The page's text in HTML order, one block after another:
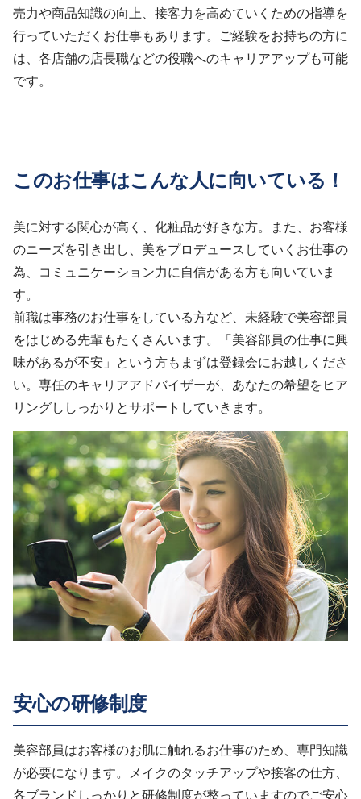
売力や商品知識の向上、接客力を高めていくための指導を
行っていただくお仕事もあります。ご経験をお持ちの方に
は、各店舗の店長職などの役職へのキャリアアップも可能
です。
このお仕事はこんな人に向いている！
美に対する関心が高く、化粧品が好きな方。また、お客様
のニーズを引き出し、美をプロデュースしていくお仕事の
為、コミュニケーション力に自信がある方も向いていま
す。
前職は事務のお仕事をしている方など、未経験で美容部員
をはじめる先輩もたくさんいます。「美容部員の仕事に興
味があるが不安」という方もまずは登録会にお越しくださ
い。専任のキャリアアドバイザーが、あなたの希望をヒア
リングししっかりとサポートしていきます。
安心の研修制度
美容部員はお客様のお肌に触れるお仕事のため、専門知識
が必要になります。メイクのタッチアップや接客の仕方、
各ブランドしっかりと研修制度が整っていますのでご安心